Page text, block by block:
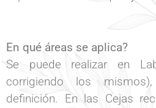
En qué áreas se aplica?
Se puede realizar en
corrigiendo los
definición. En las Cejas